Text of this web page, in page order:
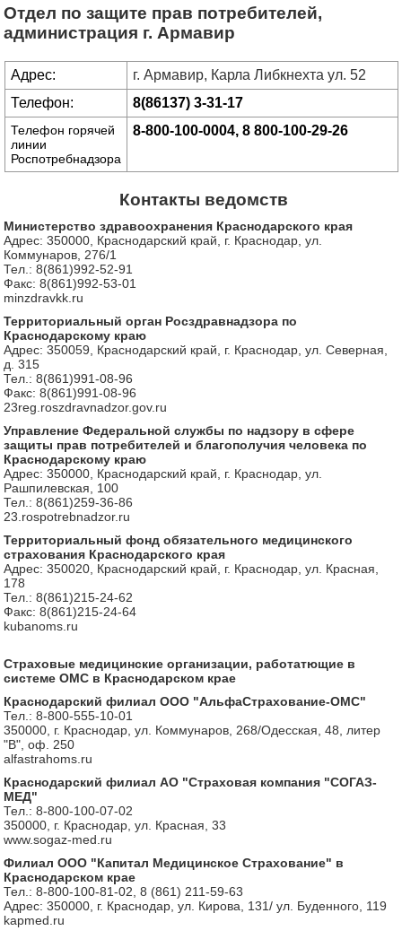
Отдел по защите прав потребителей,
администрация г. Армавир
Адрес:
г. Армавир, Карла Либкнехта ул. 52
Телефон:
8(86137) 3-31-17
Телефон горячей
линии
Роспотребнадзора
8-800-100-0004, 8 800-100-29-26
Контакты ведомств
Министерство здравоохранения Краснодарского края
Адрес: 350000, Краснодарский край, г. Краснодар, ул.
Коммунаров, 276/1
Тел.: 8(861)992-52-91
Факс: 8(861)992-53-01
minzdravkk.ru
Территориальный орган Росздравнадзора по
Краснодарскому краю
Адрес: 350059, Краснодарский край, г. Краснодар, ул. Северная,
д. 315
Тел.: 8(861)991-08-96
Факс: 8(861)991-08-96
23reg.roszdravnadzor.gov.ru
Управление Федеральной службы по надзору в сфере
защиты прав потребителей и благополучия человека по
Краснодарскому краю
Адрес: 350000, Краснодарский край, г. Краснодар, ул.
Рашпилевская, 100
Тел.: 8(861)259-36-86
23.rospotrebnadzor.ru
Территориальный фонд обязательного медицинского
страхования Краснодарского края
Адрес: 350020, Краснодарский край, г. Краснодар, ул. Красная,
178
Тел.: 8(861)215-24-62
Факс: 8(861)215-24-64
kubanoms.ru
Страховые медицинские организации, работатющие в
системе ОМС в Краснодарском крае
Краснодарский филиал ООО "АльфаСтрахование-ОМС"
Тел.: 8-800-555-10-01
350000, г. Краснодар, ул. Коммунаров, 268/Одесская, 48, литер
"В", оф. 250
alfastrahoms.ru
Краснодарский филиал АО "Страховая компания "СОГАЗ-
МЕД"
Тел.: 8-800-100-07-02
350000, г. Краснодар, ул. Красная, 33
www.sogaz-med.ru
Филиал ООО "Капитал Медицинское Страхование" в
Краснодарском крае
Тел.: 8-800-100-81-02, 8 (861) 211-59-63
Адрес: 350000, г. Краснодар, ул. Кирова, 131/ ул. Буденного, 119
kapmed.ru